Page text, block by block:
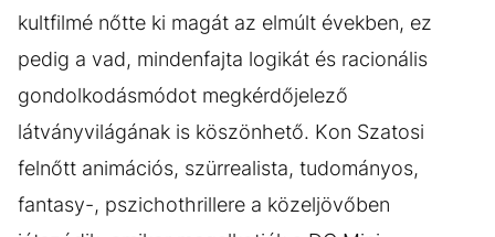
kultfilmé nőtte ki magát az elmúlt években, ez
pedig a vad, mindenfajta logikát és racionális
gondolkodásmódot megkérdőjelező
látványvilágának is köszönhető. Kon Szatosi
felnőtt animációs, szürrealista, tudományos,
fantasy-, pszichothrillere a közeljövőben